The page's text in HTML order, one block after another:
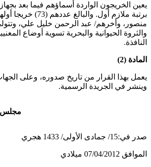
يعين الخريجون الواردة أسماؤهم فيما بعد
برتبة ملازم أول.
منصور، وأخرهم/ عبد الرحمن خليل علي،
والثروة الحيوانية والبحرية تسوية أوضاع
النافذة.
المادة (2)
يعمل بهذا القرار من تاريخ صدوره، وعلى
وينشر في الجريدة الرسمية.
مجلس
صدر في:15/ جمادى الأولى/ 1433 هجري
الموافق 07/04/2012 ميلادي